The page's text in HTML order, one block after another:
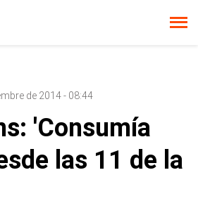
de 2014 - 08:44
'Consumía
las 11 de la